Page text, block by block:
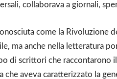
collaborava a giornali,
come la Rivoluzione
ma anche nella letteratura
di scrittori che raccontarono
aveva caratterizzato la